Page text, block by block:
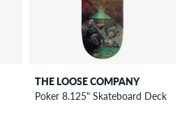
THE LOOSE COMPANY
Poker 8.125" Skateboard Deck